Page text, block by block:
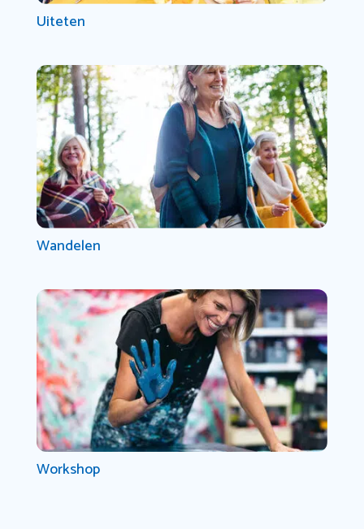
Uiteten
Wandelen
Workshop